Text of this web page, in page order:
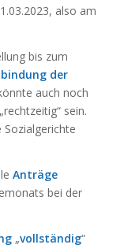
also am
bis zum
der
auch noch
sein.
Sozialgerichte
Anträge
bei der
„vollständig“